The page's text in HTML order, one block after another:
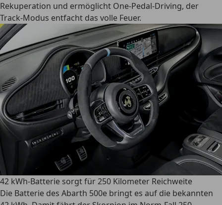
Rekuperation und ermöglicht One-Pedal-Driving, der
Track-Modus entfacht das volle Feuer.
42 kWh-Batterie sorgt für 250 Kilometer Reichweite
Die Batterie des Abarth 500e bringt es auf die bekannten